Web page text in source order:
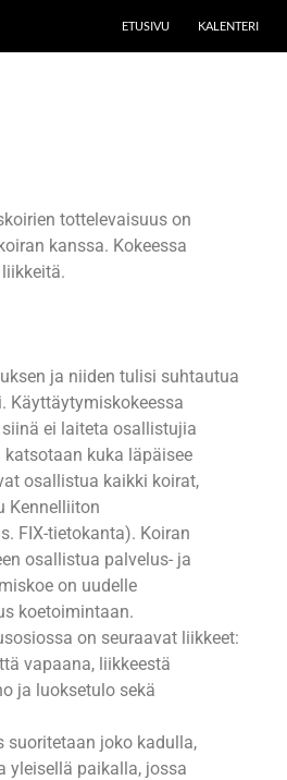
ETUSIVU KALENTERI
tottelevaisuus on
kanssa. Kokeessa
ja niiden tulisi suhtautua
Käyttäytymiskokeessa
ei laiteta osallistujia
kuka läpäisee
osallistua kaikki koirat,
Kennelliiton
FIX-tietokanta). Koiran
osallistua palvelus- ja
on uudelle
koetoimintaan.
on seuraavat liikkeet:
vapaana, liikkeestä
ja luoksetulo sekä
suoritetaan joko kadulla,
yleisellä paikalla, jossa